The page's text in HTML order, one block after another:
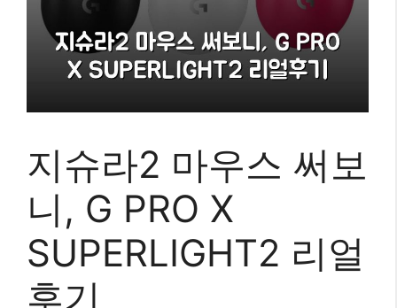
지슈라2 마우스 써보
니, G PRO X
SUPERLIGHT2 리얼
후기